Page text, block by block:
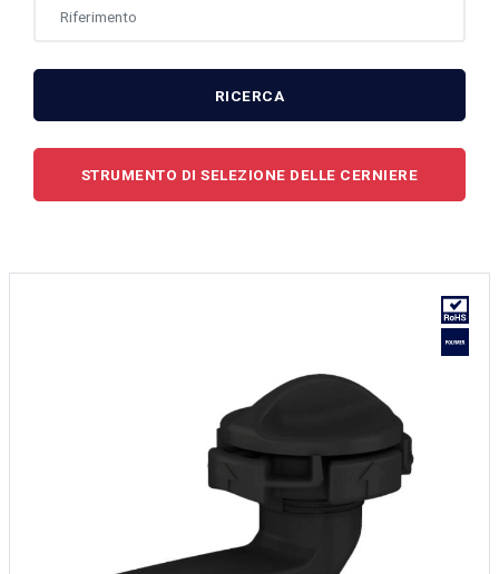
RICERCA
STRUMENTO DI SELEZIONE DELLE CERNIERE